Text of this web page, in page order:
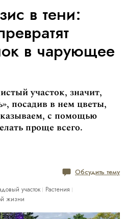
в тени:
в чарующее
участок, значит,
посадив в нем цветы,
с помощью
проще всего.
Обсудить тему
участок
Растения
жизни